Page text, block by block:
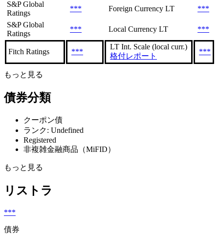
S&P Global
Ratings
*** Foreign Currency LT
***
S&P Global
Ratings
*** Local Currency LT ***
Fitch Ratings ***
LT Int. Scale (local curr.)
格付レポート
***
もっと見る
債券分類
クーポン債
ランク: Undefined
Registered
非複雑金融商品（MiFID）
もっと見る
リストラ
***
債券